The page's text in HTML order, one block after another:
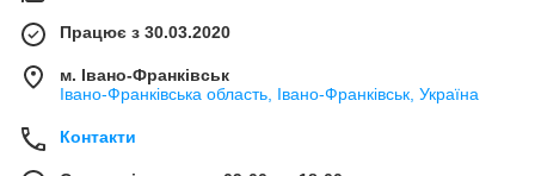
Працює з 30.03.2020
м. Івано-Франківськ
Івано-Франківська область, Івано-Франківськ, Україна
Контакти